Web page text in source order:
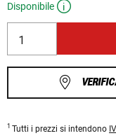
Disponibile
1 Tutti i prezzi si intendono